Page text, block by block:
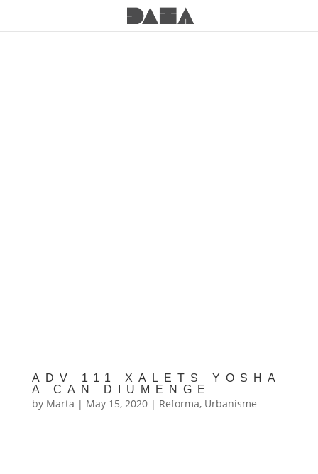
ADV 111 XALETS YOSHA
A CAN DIUMENGE
by Marta | May 15, 2020| Reforma, Urbanisme